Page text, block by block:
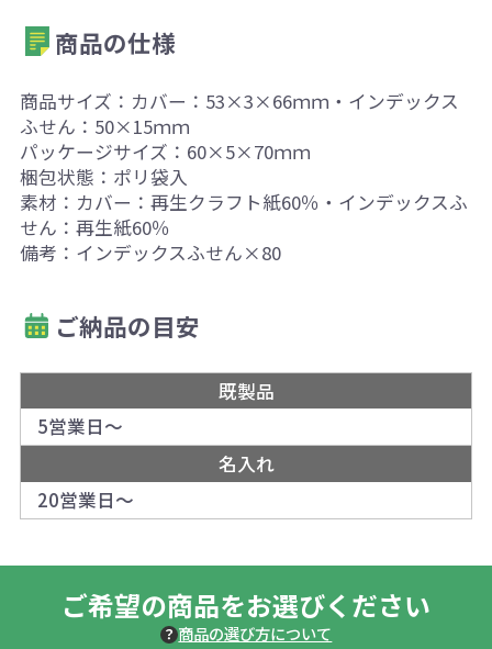
商品の仕様
商品サイズ：カバー：53×3×66ｍｍ・インデックス
ふせん：50×15ｍｍ
パッケージサイズ：60×5×70ｍｍ
梱包状態：ポリ袋入
素材：カバー：再生クラフト紙60％・インデックスふ
せん：再生紙60％
備考：インデックスふせん×80
ご納品の目安
既製品
5営業日～
名入れ
20営業日～
ご希望の商品をお選びください
商品の選び方について